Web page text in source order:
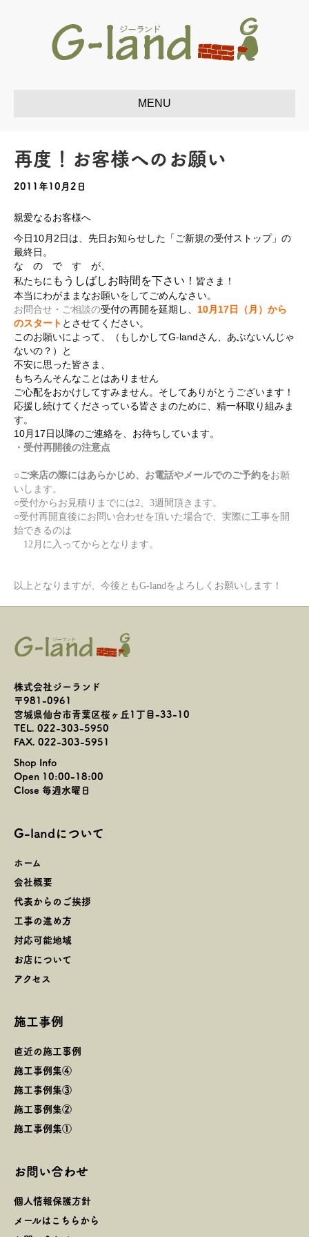
再度！お客様へのお願い
2011年10月2日
親愛なるお客様へ
今日10月2日は、先日お知らせした「ご新規の受付ストップ」の
最終日。
な の で す が、
私たちに もうしばしお時間を下さい！ 皆さま！
本当にわがままなお願いをしてごめんなさい。
お問合せ・ご相談の受付の再開を延期し、 10月17日（月）から
のスタート とさせてください。
このお願いによって、（もしかしてG-landさん、あぶないんじゃ
ないの？）と
不安に思った皆さま、
もちろんそんなことはありません
ご心配をおかけしてすみません。そしてありがとうございます！
応援し続けてくださっている皆さまのために、精一杯取り組みま
す。
10月17日以降のご連絡を、お待ちしています。
・受付再開後の注意点
○ご来店の際にはあらかじめ、お電話やメールでのご予約をお願
いします。
○受付からお見積りまでには2、3週間頂きます。
○受付再開直後にお問い合わせを頂いた場合で、実際に工事を開
始できるのは
12月に入ってからとなります。
以上となりますが、今後ともG-landをよろしくお願いします！
株式会社ジーランド
〒981-0961
宮城県仙台市青葉区桜ヶ丘1丁目-33-10
TEL. 022-303-5950
FAX. 022-303-5951
Shop Info
Open 10:00-18:00
Close 毎週水曜日
G-landについて
ホーム
会社概要
代表からのご挨拶
工事の進め方
対応可能地域
お店について
アクセス
施工事例
直近の施工事例
施工事例集④
施工事例集③
施工事例集②
施工事例集①
お問い合わせ
個人情報保護方針
メールはこちらから